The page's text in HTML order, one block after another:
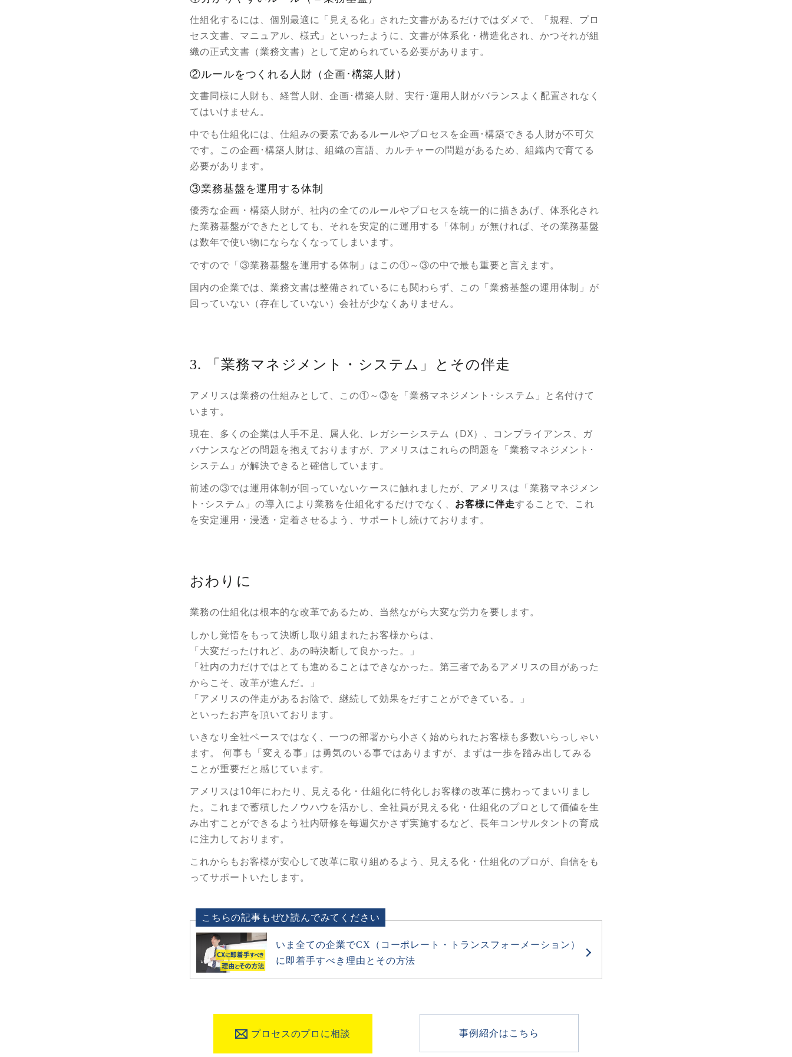
仕組化するには、個別最適に「見える化」された文書があるだけではダメで、「規程、プロ
セス文書、マニュアル、様式」といったように、文書が体系化・構造化され、かつそれが組
織の正式文書（業務文書）として定められている必要があります。
②ルールをつくれる人財（企画･構築人財）
文書同様に人財も、経営人財、企画･構築人財、実行･運用人財がバランスよく配置されなく
てはいけません。
中でも仕組化には、仕組みの要素であるルールやプロセスを企画･構築できる人財が不可欠
です。この企画･構築人財は、組織の言語、カルチャーの問題があるため、組織内で育てる
必要があります。
③業務基盤を運用する体制
優秀な企画・構築人財が、社内の全てのルールやプロセスを統一的に描きあげ、体系化され
た業務基盤ができたとしても、それを安定的に運用する「体制」が無ければ、その業務基盤
は数年で使い物にならなくなってしまいます。
ですので「③業務基盤を運用する体制」はこの①～③の中で最も重要と言えます。
国内の企業では、業務文書は整備されているにも関わらず、この「業務基盤の運用体制」が
回っていない（存在していない）会社が少なくありません。
3. 「業務マネジメント・システム」とその伴走
アメリスは業務の仕組みとして、この①～③を「業務マネジメント･システム」と名付けて
います。
現在、多くの企業は人手不足、属人化、レガシーシステム（DX）、コンプライアンス、ガ
バナンスなどの問題を抱えておりますが、アメリスはこれらの問題を「業務マネジメント･
システム」が解決できると確信しています。
前述の③では運用体制が回っていないケースに触れましたが、アメリスは「業務マネジメン
ト･システム」の導入により業務を仕組化するだけでなく、 お客様に伴走することで、これ
を安定運用・浸透・定着させるよう、サポートし続けております。
おわりに
業務の仕組化は根本的な改革であるため、当然ながら大変な労力を要します。
しかし覚悟をもって決断し取り組まれたお客様からは、
「大変だったけれど、あの時決断して良かった。」
「社内の力だけではとても進めることはできなかった。第三者であるアメリスの目があった
からこそ、改革が進んだ。」
「アメリスの伴走があるお陰で、継続して効果をだすことができている。」
といったお声を頂いております。
いきなり全社ベースではなく、一つの部署から小さく始められたお客様も多数いらっしゃい
ます。 何事も「変える事」は勇気のいる事ではありますが、まずは一歩を踏み出してみる
ことが重要だと感じています。
アメリスは10年にわたり、見える化・仕組化に特化しお客様の改革に携わってまいりまし
た。これまで蓄積したノウハウを活かし、全社員が見える化・仕組化のプロとして価値を生
み出すことができるよう社内研修を毎週欠かさず実施するなど、長年コンサルタントの育成
に注力しております。
これからもお客様が安心して改革に取り組めるよう、見える化・仕組化のプロが、自信をも
ってサポートいたします。
こちらの記事もぜひ読んでみてください
いま全ての企業でCX（コーポレート・トランスフォーメーション）
に即着手すべき理由とその方法
プロセスのプロに相談 事例紹介はこちら